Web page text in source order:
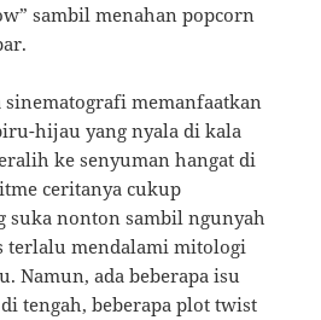
sambil menahan popcorn
sinematografi memanfaatkan
hijau yang nyala di kala
ke senyuman hangat di
ceritanya cukup
suka nonton sambil ngunyah
terlalu mendalami mitologi
Namun, ada beberapa isu
tengah, beberapa plot twist